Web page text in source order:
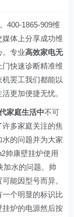
400-1865-909维
体上分享成功维
。专业高效家电无
门快速诊断精准维
罢工我们都能以
更加便捷无忧。
家庭生活中不可
多家庭关注的焦
的问题并为大家
帅康壁挂炉使用
加水的问题。帅
能因型号而异。
个明显的标识比
炉的电源然后按